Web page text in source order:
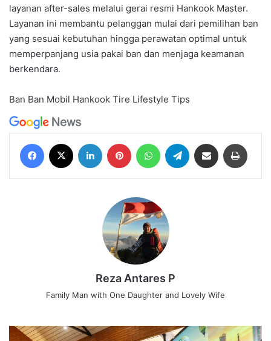
layanan after-sales melalui gerai resmi Hankook Master.
Layanan ini membantu pelanggan mulai dari pemilihan ban
yang sesuai kebutuhan hingga perawatan optimal untuk
memperpanjang usia pakai ban dan menjaga keamanan
berkendara.
Ban Ban Mobil Hankook Tire Lifestyle Tips
Facebook LinkedIn Pinterest WhatsAppTelegram Share via Email
Reza Antares P
Family Man with One Daughter and Lovely Wife